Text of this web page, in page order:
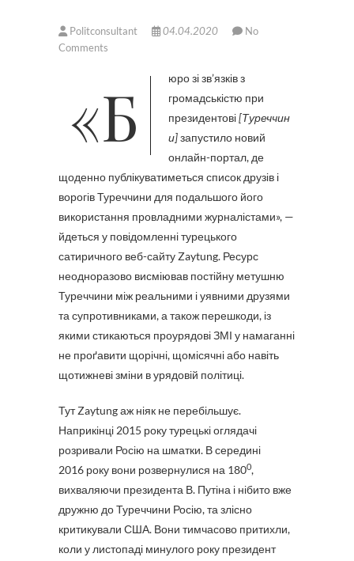
Politconsultant 04.04.2020
No
Comments
«Бюро зі зв’язків з
громадськістю при
президентові[Туреччин
и]запустило новий
онлайн-портал, де
щоденно публікуватиметься список друзів і
ворогів Туреччини для подальшого його
використання провладними журналістами», —
йдеться у повідомленні турецького
сатиричного веб-сайту Zaytung. Ресурс
неодноразово висміював постійну метушню
Туреччини між реальними і уявними друзями
та супротивниками, а також перешкоди, із
якими стикаються проурядові ЗМІ у намаганні
не проґавити щорічні, щомісячні або навіть
щотижневі зміни в урядовій політиці.
Тут Zaytung аж ніяк не перебільшує.
Наприкінці 2015 року турецькі оглядачі
розривали Росію на шматки. В середині
2016 року вони розвернулися на 1800,
вихваляючи президента В. Путіна і нібито вже
дружню до Туреччини Росію, та злісно
критикували США. Вони тимчасово притихли,
коли у листопаді минулого року президент